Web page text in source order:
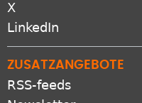
RSS-feeds
Newsletter
Protestantomat
Podcast
Apps